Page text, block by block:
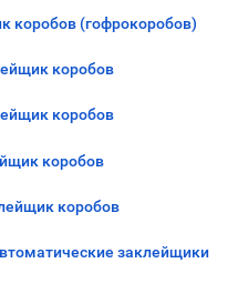
коробов (гофрокоробов)
коробов
коробов
коробов
коробов
заклейщики